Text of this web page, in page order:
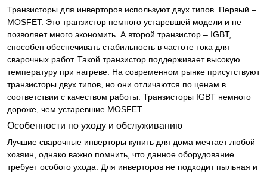
Транзисторы для инверторов используют двух типов. Первый –
MOSFET. Это транзистор немного устаревшей модели и не
позволяет много экономить. А второй транзистор – IGBT,
способен обеспечивать стабильность в частоте тока для
сварочных работ. Такой транзистор поддерживает высокую
температуру при нагреве. На современном рынке присутствуют
транзисторы двух типов, но они отличаются по ценам в
соответствии с качеством работы. Транзисторы IGBT немного
дороже, чем устаревшие MOSFET.
Особенности по уходу и обслуживанию
Лучшие сварочные инверторы купить для дома мечтает любой
хозяин, однако важно помнить, что данное оборудование
требует особого ухода. Для инверторов не подходит пыльная и